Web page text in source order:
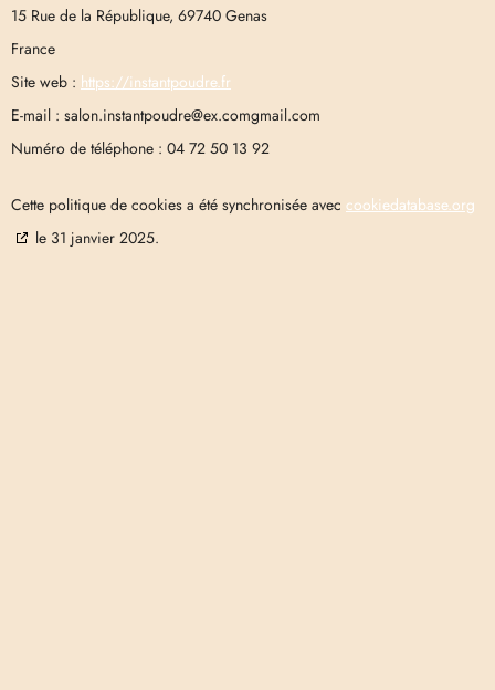
15 Rue de la République, 69740 Genas
France
Site web : https://instantpoudre.fr
E-mail : salon.instantpoudre@ex.comgmail.com
Numéro de téléphone : 04 72 50 13 92
Cette politique de cookies a été synchronisée avec cookiedatabase.org
le 31 janvier 2025.